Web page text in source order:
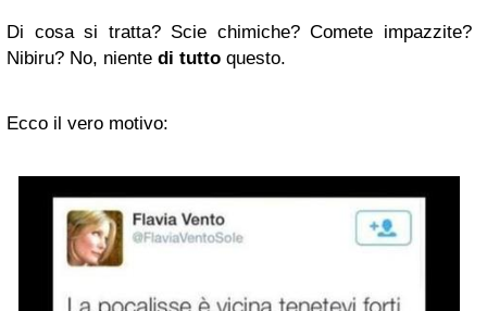
Di cosa si tratta? Scie chimiche? Comete impazzite?
Nibiru? No, niente di tutto questo.
Ecco il vero motivo: